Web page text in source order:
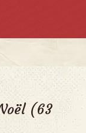
(63